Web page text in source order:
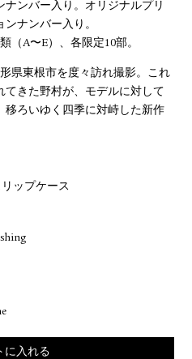
に入れる
ンバー入り。オリジナルプリ
ナンバー入り。
（A〜E）、各限定10部。
県東根市を度々訪れ撮影。これ
きた野村が、モデルに対して
移ろいゆく四季に対峙した新作
ップケース